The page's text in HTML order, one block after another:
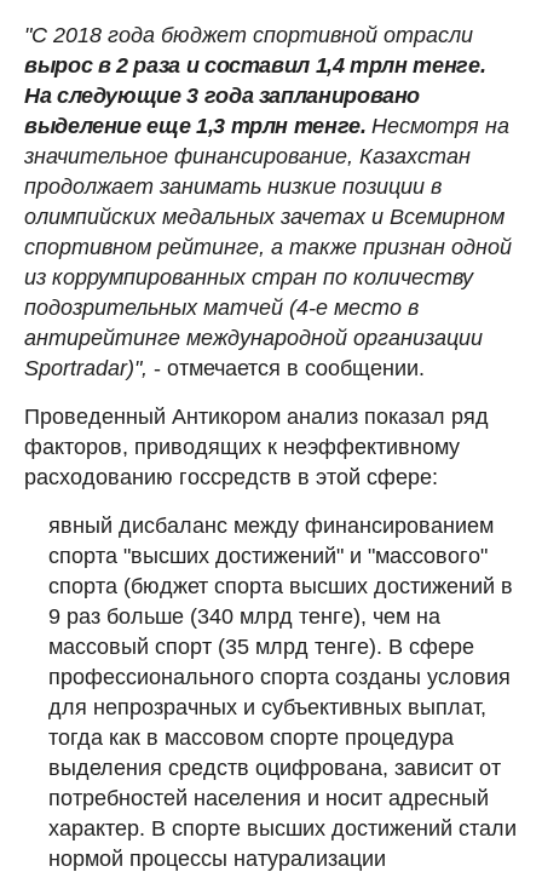
"С 2018 года бюджет спортивной отрасли
вырос в 2 раза и составил 1,4 трлн тенге.
На следующие 3 года запланировано
выделение еще 1,3 трлн тенге.Несмотря на
значительное финансирование, Казахстан
продолжает занимать низкие позиции в
олимпийских медальных зачетах и Всемирном
спортивном рейтинге, а также признан одной
из коррумпированных стран по количеству
подозрительных матчей (4-е место в
антирейтинге международной организации
Sportradar)", - отмечается в сообщении.
Проведенный Антикором анализ показал ряд
факторов, приводящих к неэффективному
расходованию госсредств в этой сфере:
явный дисбаланс между финансированием
спорта "высших достижений" и "массового"
спорта (бюджет спорта высших достижений в
9 раз больше (340 млрд тенге), чем на
массовый спорт (35 млрд тенге). В сфере
профессионального спорта созданы условия
для непрозрачных и субъективных выплат,
тогда как в массовом спорте процедура
выделения средств оцифрована, зависит от
потребностей населения и носит адресный
характер. В спорте высших достижений стали
нормой процессы натурализации